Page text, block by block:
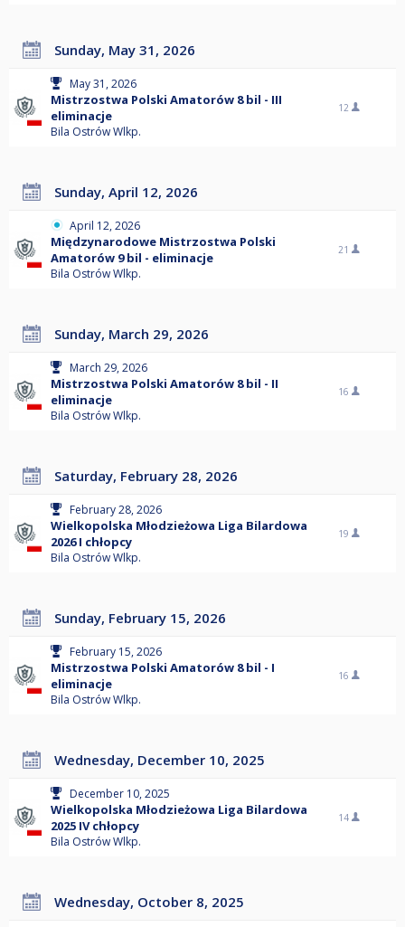
Sunday, May 31, 2026
May 31, 2026
Mistrzostwa Polski Amatorów 8 bil - III
eliminacje
Bila Ostrów Wlkp.
12
Sunday, April 12, 2026
April 12, 2026
Międzynarodowe Mistrzostwa Polski
Amatorów 9 bil - eliminacje
Bila Ostrów Wlkp.
21
Sunday, March 29, 2026
March 29, 2026
Mistrzostwa Polski Amatorów 8 bil - II
eliminacje
Bila Ostrów Wlkp.
16
Saturday, February 28, 2026
February 28, 2026
Wielkopolska Młodzieżowa Liga Bilardowa
2026 I chłopcy
Bila Ostrów Wlkp.
19
Sunday, February 15, 2026
February 15, 2026
Mistrzostwa Polski Amatorów 8 bil - I
eliminacje
Bila Ostrów Wlkp.
16
Wednesday, December 10, 2025
December 10, 2025
Wielkopolska Młodzieżowa Liga Bilardowa
2025 IV chłopcy
Bila Ostrów Wlkp.
14
Wednesday, October 8, 2025